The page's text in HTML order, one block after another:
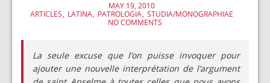
MAY 19, 2010
ARTICLES
LATINA PATROLOGIA STUDIA/MONOGRAPHIAE
NO COMMENTS
La seule excuse que l’on puisse invoquer pour
ajouter une nouvelle interprétation de l’argument